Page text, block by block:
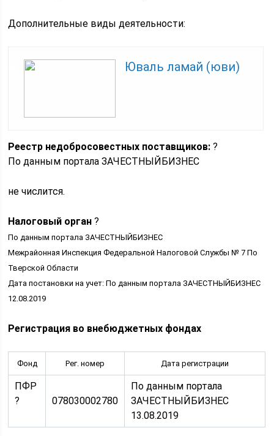
Дополнительные виды деятельности:
Юваль ламай (юви)
Реестр недобросовестных поставщиков: ?
По данным портала ЗАЧЕСТНЫЙБИЗНЕС
не числится.
Налоговый орган ?
По данным портала ЗАЧЕСТНЫЙБИЗНЕС
Межрайонная Инспекция Федеральной Налоговой Службы № 7 По
Тверской Области
Дата постановки на учет: По данным портала ЗАЧЕСТНЫЙБИЗНЕС
12.08.2019
Регистрация во внебюджетных фондах
Фонд Рег. номер Дата регистрации
ПФР
?
078030002780
По данным портала
ЗАЧЕСТНЫЙБИЗНЕС
13.08.2019